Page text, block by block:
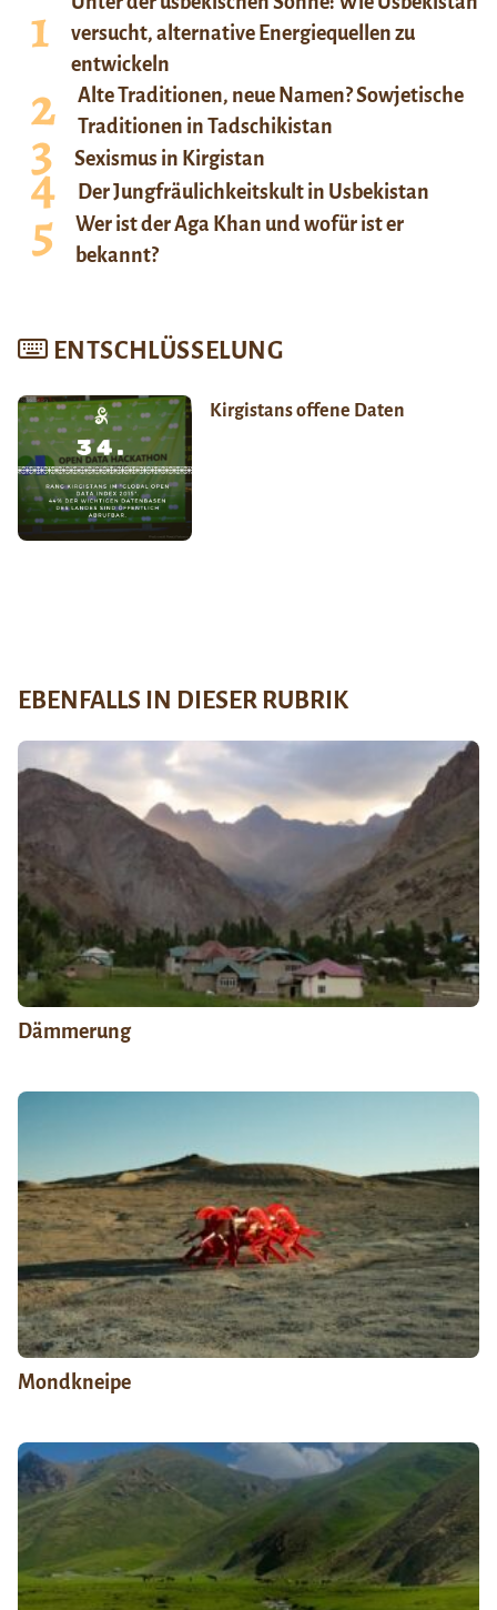
versucht, alternative Energiequellen zu
entwickeln
Alte Traditionen, neue Namen? Sowjetische
Traditionen in Tadschikistan
Sexismus in Kirgistan
Der Jungfräulichkeitskult in Usbekistan
Wer ist der Aga Khan und wofür ist er
bekannt?
ENTSCHLÜSSELUNG
Kirgistans offene Daten
EBENFALLS IN DIESER RUBRIK
Dämmerung
Mondkneipe